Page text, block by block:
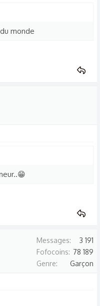
monde
Messages
3 191
Fofocoins
78 189
Genre
Garçon